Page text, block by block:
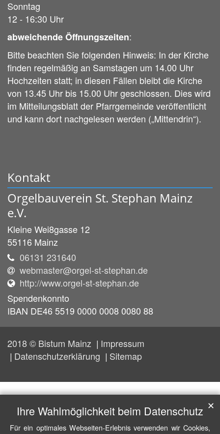
Sonntag
12 - 16:30 Uhr
abweichende Öffnungszeiten:
Bitte beachten Sie folgenden Hinweis: In der Kirche
finden regelmäßig an Samstagen um 14.00 Uhr
Hochzeiten statt; in diesen Fällen bleibt die Kirche
von 13.45 Uhr bis 15.00 Uhr geschlossen. Dies wird
im Mitteilungsblatt der Pfarrgemeinde veröffentlicht
und kann dort nachgelesen werden („Mittendrin“).
Kontakt
Orgelbauverein St. Stephan Mainz
e.V.
Kleine Wei8gasse 12
55116 Mainz
06131 231640
webmaster@orgel-st-stephan.de
http://www.orgel-st-stephan.de
Spendenkonnto
IBAN DE46 5519 0000 0008 0080 88
2018 © Bistum Mainz
Impressum
Datenschutzerklärung
Sitemap
Ihre Wahlmöglichkeit beim Datenschutz
Für ein optimales Webseiten-Erlebnis verwenden wir Cookies,
✕